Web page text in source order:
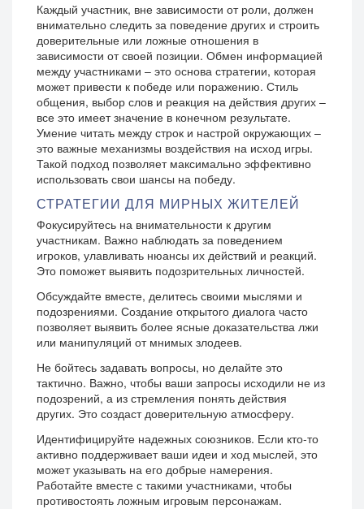
Каждый участник, вне зависимости от роли, должен
внимательно следить за поведение других и строить
доверительные или ложные отношения в
зависимости от своей позиции. Обмен информацией
между участниками – это основа стратегии, которая
может привести к победе или поражению. Стиль
общения, выбор слов и реакция на действия других –
все это имеет значение в конечном результате.
Умение читать между строк и настрой окружающих –
это важные механизмы воздействия на исход игры.
Такой подход позволяет максимально эффективно
использовать свои шансы на победу.
СТРАТЕГИИ ДЛЯ МИРНЫХ ЖИТЕЛЕЙ
Фокусируйтесь на внимательности к другим
участникам. Важно наблюдать за поведением
игроков, улавливать нюансы их действий и реакций.
Это поможет выявить подозрительных личностей.
Обсуждайте вместе, делитесь своими мыслями и
подозрениями. Создание открытого диалога часто
позволяет выявить более ясные доказательства лжи
или манипуляций от мнимых злодеев.
Не бойтесь задавать вопросы, но делайте это
тактично. Важно, чтобы ваши запросы исходили не из
подозрений, а из стремления понять действия
других. Это создаст доверительную атмосферу.
Идентифицируйте надежных союзников. Если кто-то
активно поддерживает ваши идеи и ход мыслей, это
может указывать на его добрые намерения.
Работайте вместе с такими участниками, чтобы
противостоять ложным игровым персонажам.